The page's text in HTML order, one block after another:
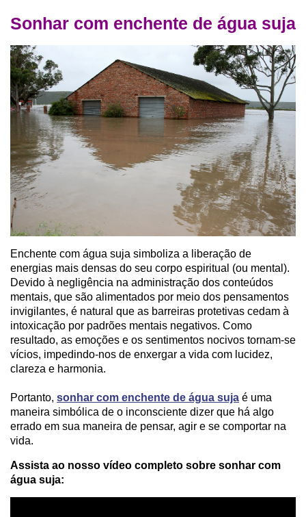
Sonhar com enchente de água suja
Enchente com água suja simboliza a liberação de
energias mais densas do seu corpo espiritual (ou mental).
Devido à negligência na administração dos conteúdos
mentais, que são alimentados por meio dos pensamentos
invigilantes, é natural que as barreiras protetivas cedam à
intoxicação por padrões mentais negativos. Como
resultado, as emoções e os sentimentos nocivos tornam-se
vícios, impedindo-nos de enxergar a vida com lucidez,
clareza e harmonia.
Portanto, sonhar com enchente de água suja é uma
maneira simbólica de o inconsciente dizer que há algo
errado em sua maneira de pensar, agir e se comportar na
vida.
Assista ao nosso vídeo completo sobre sonhar com
água suja: